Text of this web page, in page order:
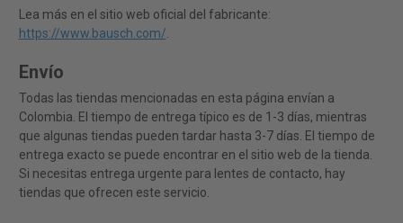
Lea más en el sitio web oficial del fabricante:
https://www.bausch.com/.
Envío
Todas las tiendas mencionadas en esta página envían a
Colombia. El tiempo de entrega típico es de 1-3 días, mientras
que algunas tiendas pueden tardar hasta 3-7 días. El tiempo de
entrega exacto se puede encontrar en el sitio web de la tienda.
Si necesitas entrega urgente para lentes de contacto, hay
tiendas que ofrecen este servicio.